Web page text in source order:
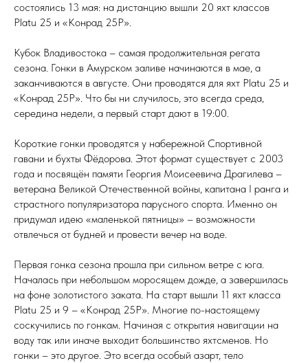
состоялись 13 мая: на дистанцию вышли 20 яхт классов
Platu 25 и «Конрад 25Р».
Кубок Владивостока – самая продолжительная регата
сезона. Гонки в Амурском заливе начинаются в мае, а
заканчиваются в августе. Они проводятся для яхт Platu 25 и
«Конрад 25Р». Что бы ни случилось, это всегда среда,
середина недели, а первый старт дают в 19:00.
Короткие гонки проводятся у набережной Спортивной
гавани и бухты Фёдорова. Этот формат существует с 2003
года и посвящён памяти Георгия Моисеевича Драгилева –
ветерана Великой Отечественной войны, капитана I ранга и
страстного популяризатора парусного спорта. Именно он
придумал идею «маленькой пятницы» – возможности
отвлечься от будней и провести вечер на воде.
Первая гонка сезона прошла при сильном ветре с юга.
Началась при небольшом моросящем дожде, а завершилась
на фоне золотистого заката. На старт вышли 11 яхт класса
Platu 25 и 9 – «Конрад 25Р». Многие по-настоящему
соскучились по гонкам. Начиная с открытия навигации на
воду так или иначе выходит большинство яхтсменов. Но
гонки – это другое. Это всегда особый азарт, тело